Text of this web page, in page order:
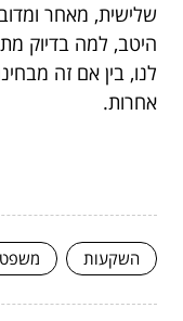
שלישית, מאחר
היטב, למה בדיוק
לנו, בין אם זה
אחרות.
השקעות